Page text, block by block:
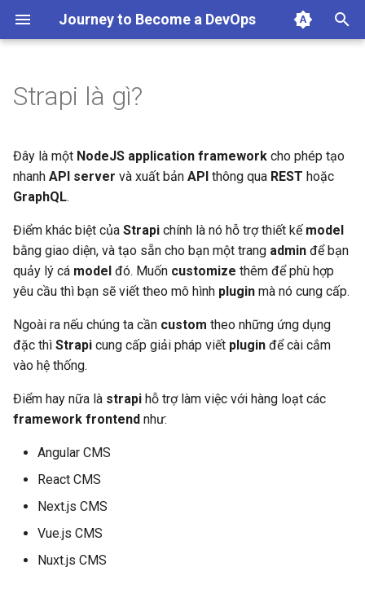
Journey to Become a DevOps
t
o
s
t
a
r
t
e
Tại sao lại sử dụng docker để
Nhắc lại một số kiến thức cơ
bản của docker
Bắt đầu nào
Strapi là gì?
Đây là một NodeJS application framework cho phép tạo
nhanh API server và xuất bản API thông qua REST hoặc
GraphQL.
Điểm khác biệt của Strapi chính là nó hỗ trợ thiết kế model
bằng giao diện, và tạo sẵn cho bạn một trang admin để bạn
quảy lý cá model đó. Muốn customize thêm để phù hợp
yêu cầu thì bạn sẽ viết theo mô hình plugin mà nó cung cấp.
Ngoài ra nếu chúng ta cần custom theo những ứng dụng
đặc thì Strapi cung cấp giải pháp viết plugin để cài cắm
vào hệ thống.
Điểm hay nữa là strapi hỗ trợ làm việc với hàng loạt các
framework frontend như:
Angular CMS
React CMS
Next.js CMS
Vue.js CMS
Nuxt.js CMS